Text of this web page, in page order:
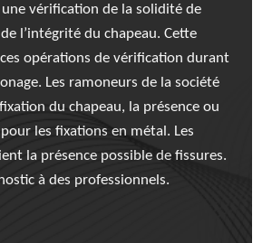
vérification de la solidité de
l’intégrité du chapeau. Cette
opérations de vérification durant
Les ramoneurs de la société
du chapeau, la présence ou
les fixations en métal. Les
la présence possible de fissures.
à des professionnels.